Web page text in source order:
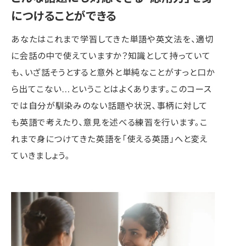
につけることができる
あなたはこれまで学習してきた単語や英文法を、適切
に会話の中で使えていますか？知識として持っていて
も、いざ話そうとすると意外と単純なことがすっと口か
ら出てこない…ということはよくあります。このコース
では自分が馴染みのない話題や状況、事柄に対して
も英語で考えたり、意見を述べる練習を行います。こ
れまで身につけてきた英語を「使える英語」へと変え
ていきましょう。